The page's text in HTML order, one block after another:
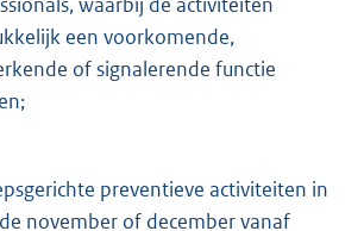
een voorkomende,
of signalerende functie
preventieve activiteiten in
november of december vanaf